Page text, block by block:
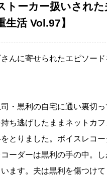
トーカー扱いされ
活 Vol.97】
んに寄せられたエピソード
・黒利の自宅に通い裏切
ち逃げしたままネットカ
とりました。ボイスレコ
ーダーは黒利の手の中。
ます。夫は黒利を傷つけ